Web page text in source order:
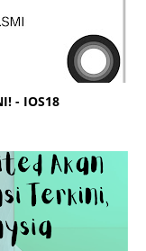
- IOS18